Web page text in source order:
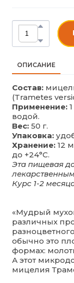
ОПИСАНИЕ
Состав:
(Trametes
Применение:
водой.
Вес: 50 г.
Упаковка:
Хранение: 12
до +24°С.
Эта пищевая
Курс 1-2
«Мудрый
различных
обычно это
формах:
А этот
мицелия